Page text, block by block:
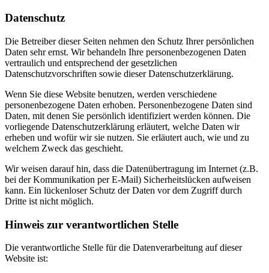
Datenschutz
Die Betreiber dieser Seiten nehmen den Schutz Ihrer persönlichen
Daten sehr ernst. Wir behandeln Ihre personenbezogenen Daten
vertraulich und entsprechend der gesetzlichen
Datenschutzvorschriften sowie dieser Datenschutzerklärung.
Wenn Sie diese Website benutzen, werden verschiedene
personenbezogene Daten erhoben. Personenbezogene Daten sind
Daten, mit denen Sie persönlich identifiziert werden können. Die
vorliegende Datenschutzerklärung erläutert, welche Daten wir
erheben und wofür wir sie nutzen. Sie erläutert auch, wie und zu
welchem Zweck das geschieht.
Wir weisen darauf hin, dass die Datenübertragung im Internet (z.B.
bei der Kommunikation per E-Mail) Sicherheitslücken aufweisen
kann. Ein lückenloser Schutz der Daten vor dem Zugriff durch
Dritte ist nicht möglich.
Hinweis zur verantwortlichen Stelle
Die verantwortliche Stelle für die Datenverarbeitung auf dieser
Website ist: